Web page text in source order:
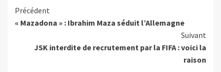
Précédent
« Mazadona » : Ibrahim Maza séduit l’Allemagne
Suivant
JSK interdite de recrutement par la FIFA : voici la
raison